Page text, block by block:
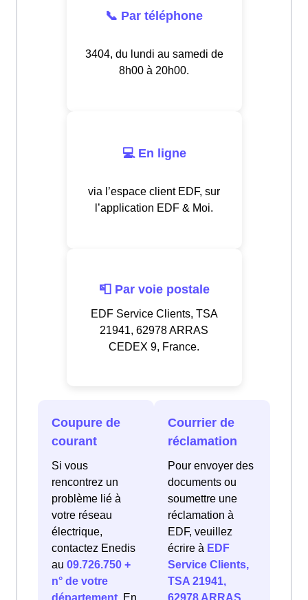
📞 Par téléphone
3404, du lundi au samedi de
8h00 à 20h00.
💻 En ligne
via l’espace client EDF, sur
l’application EDF & Moi.
📮 Par voie postale
EDF Service Clients, TSA
21941, 62978 ARRAS
CEDEX 9, France.
Coupure de
courant
Si vous
rencontrez un
problème lié à
votre réseau
électrique,
contactez Enedis
au 09.726.750 +
n° de votre
Courrier de
réclamation
Pour envoyer des
documents ou
soumettre une
réclamation à
EDF, veuillez
écrire à EDF
Service Clients,
TSA 21941,